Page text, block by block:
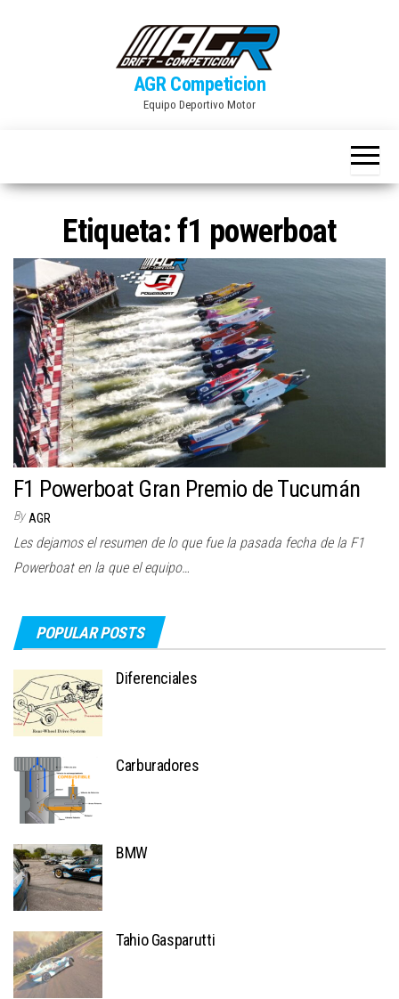
AGR Competicion
Equipo Deportivo Motor
Etiqueta:f1 powerboat
F1 Powerboat Gran Premio de Tucumán
By AGR
Les dejamos el resumen de lo que fue la pasada fecha de la F1
Powerboat en la que el equipo…
POPULAR POSTS
Diferenciales
Carburadores
BMW
Tahio Gasparutti